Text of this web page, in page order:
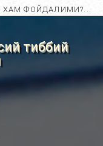
ФОЙДАЛИМИ?...
тиббий